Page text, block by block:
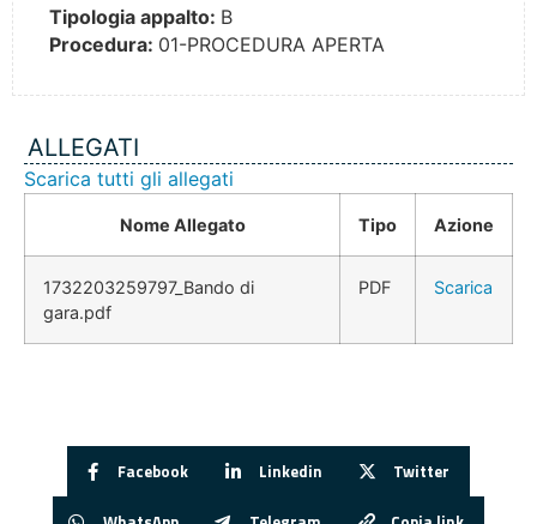
Tipologia appalto: B
Procedura: 01-PROCEDURA APERTA
ALLEGATI
Scarica tutti gli allegati
Nome Allegato Tipo Azione
1732203259797_Bando di
gara.pdf
PDF Scarica
Facebook Linkedin Twitter